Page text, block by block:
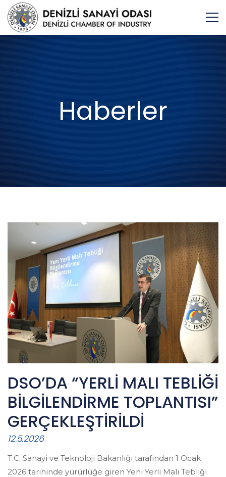
Haberler
DSO’DA “YERLİ MALI TEBLİĞİ
BİLGİLENDİRME TOPLANTISI”
GERÇEKLEŞTİRİLDİ
12.5.2026
T.C. Sanayi ve Teknoloji Bakanlığı tarafından 1 Ocak
2026 tarihinde yürürlüğe giren Yeni Yerli Malı Tebliği